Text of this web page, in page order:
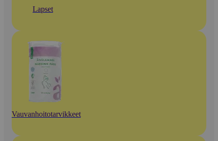
Lapset
Vauvanhoitotarvikkeet